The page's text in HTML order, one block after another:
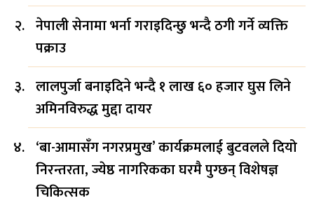
नेपाली सेनामा भर्ना गराइदिन्छु भन्दै ठगी गर्ने व्यक्ति
पक्राउ
लालपुर्जा बनाइदिने भन्दै १ लाख ६० हजार घुस लिने
अमिनविरुद्ध मुद्दा दायर
‘बा-आमासँग नगरप्रमुख’ कार्यक्रमलाई बुटवलले दियो
निरन्तरता, ज्येष्ठ नागरिकका घरमै पुग्छन् विशेषज्ञ
चिकित्सक